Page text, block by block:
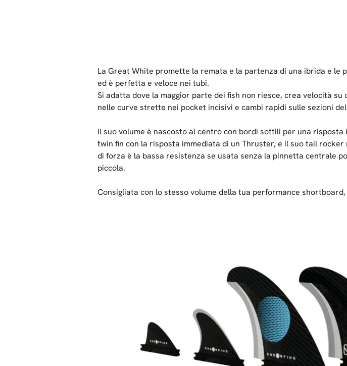
La Great White promette la remata e la partenza di una ibrida e
ed è perfetta e veloce nei tubi.
Si adatta dove la maggior parte dei fish non riesce, crea velocità
nelle curve strette nei pocket incisivi e cambi rapidi sulle sezioni
Il suo volume è nascosto al centro con bordi sottili per una
twin fin con la risposta immediata di un Thruster, e il suo tail
di forza è la bassa resistenza se usata senza la pinnetta centrale
piccola.
Consigliata con lo stesso volume della tua performance